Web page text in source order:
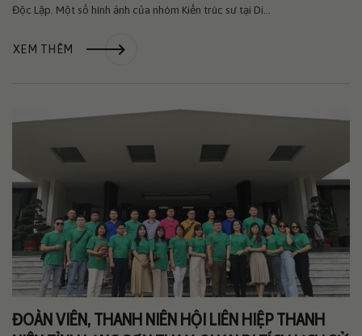
Độc Lập. Một số hình ảnh của nhóm Kiến trúc sư tại Di...
XEM THÊM
ĐOÀN VIÊN, THANH NIÊN HỘI LIÊN HIỆP THANH